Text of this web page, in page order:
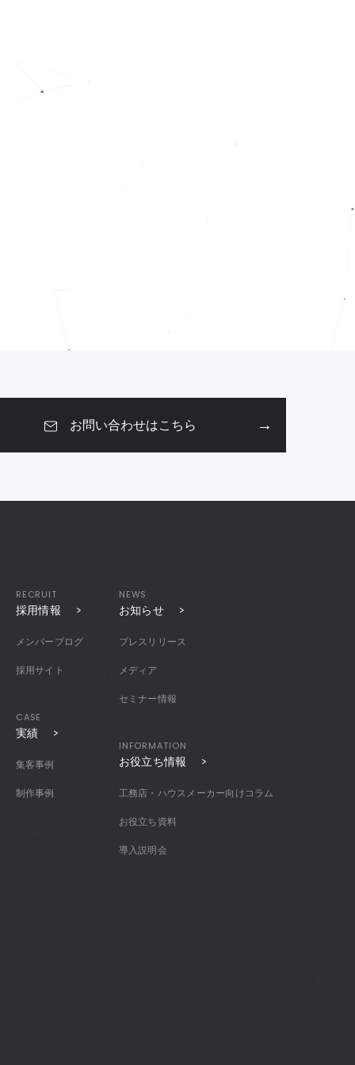
お問い合わせはこちら
RECRUIT
採用情報
メンバーブログ
採用サイト
CASE
実績
集客事例
制作事例
NEWS
お知らせ
プレスリリース
メディア
セミナー情報
INFORMATION
お役立ち情報
工務店・ハウスメーカー向けコラム
お役立ち資料
導入説明会